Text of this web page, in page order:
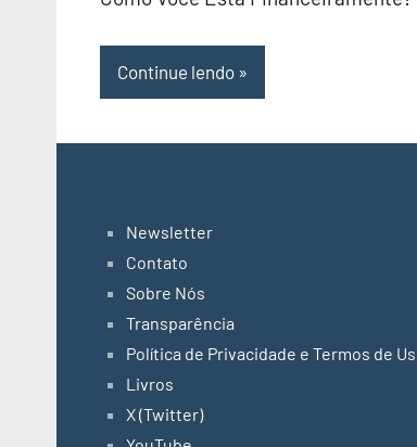
Continue lendo
Newsletter
Contato
Sobre Nós
Transparência
Política de Privacidade e Termos de
Livros
X (Twitter)